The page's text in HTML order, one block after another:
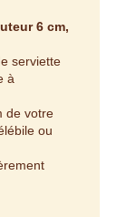
6 cm,
serviette
à
de votre
ou